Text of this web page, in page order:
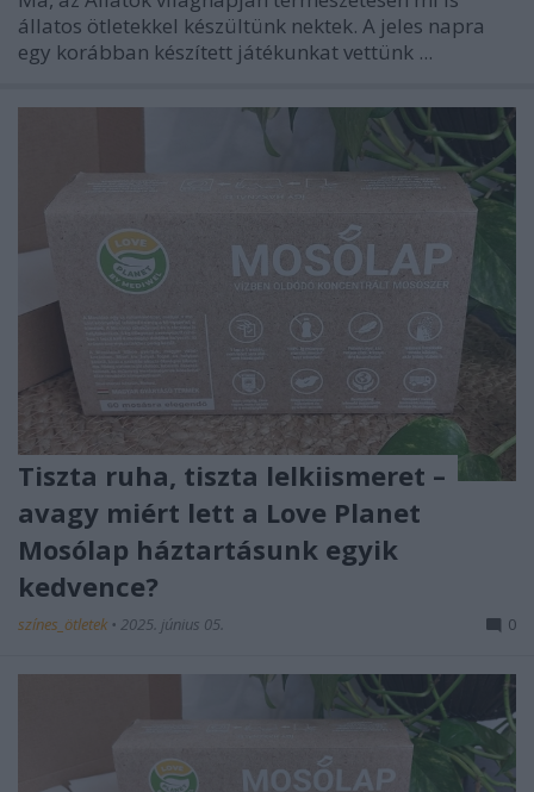
állatos ötletekkel készültünk nektek. A jeles napra
egy korábban készített játékunkat vettünk ...
Tiszta ruha, tiszta lelkiismeret –
avagy miért lett a Love Planet
Mosólap háztartásunk egyik
kedvence?
színes_ötletek • 2025. június 05. 0